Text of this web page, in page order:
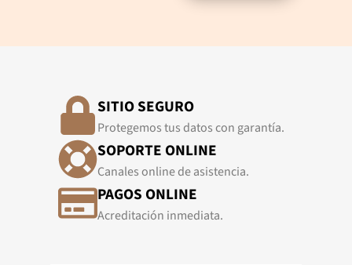
SITIO SEGURO
Protegemos tus datos con garantía.
SOPORTE ONLINE
Canales online de asistencia.
PAGOS ONLINE
Acreditación inmediata.